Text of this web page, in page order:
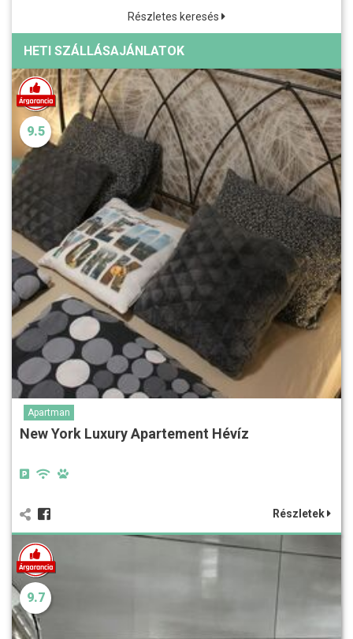
Részletes keresés
HETI SZÁLLÁSAJÁNLATOK
9.5
Apartman
New York Luxury Apartement Hévíz
Részletek
9.7